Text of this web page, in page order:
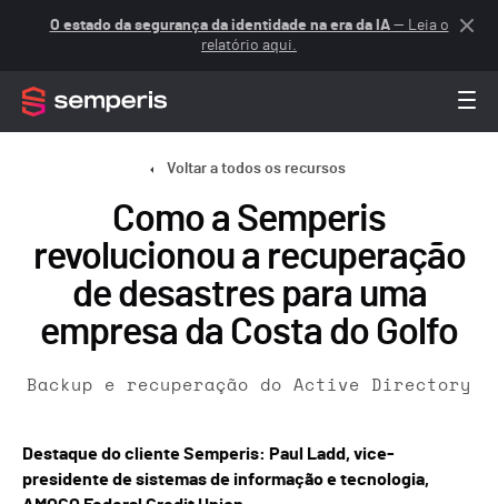
O estado da segurança da identidade na era da IA— Leia o
relatório aqui.
Voltar a todos os recursos
Como a Semperis
revolucionou a recuperação
de desastres para uma
empresa da Costa do Golfo
Backup e recuperação do Active Directory
Destaque do cliente Semperis: Paul Ladd, vice-
presidente de sistemas de informação e tecnologia,